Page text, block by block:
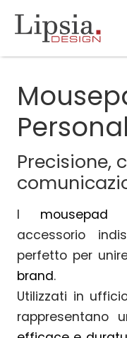
Precisione,
I mousepad
accessorio
perfetto per
brand.
Utilizzati in
rappresentano